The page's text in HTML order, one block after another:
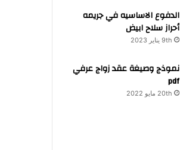
الدفوع الاساسيه في جريمه
أحراز سلاح ابيض
9th يناير 2023
نموذج وصيغة عقد زواج عرفي
pdf
20th مايو 2022